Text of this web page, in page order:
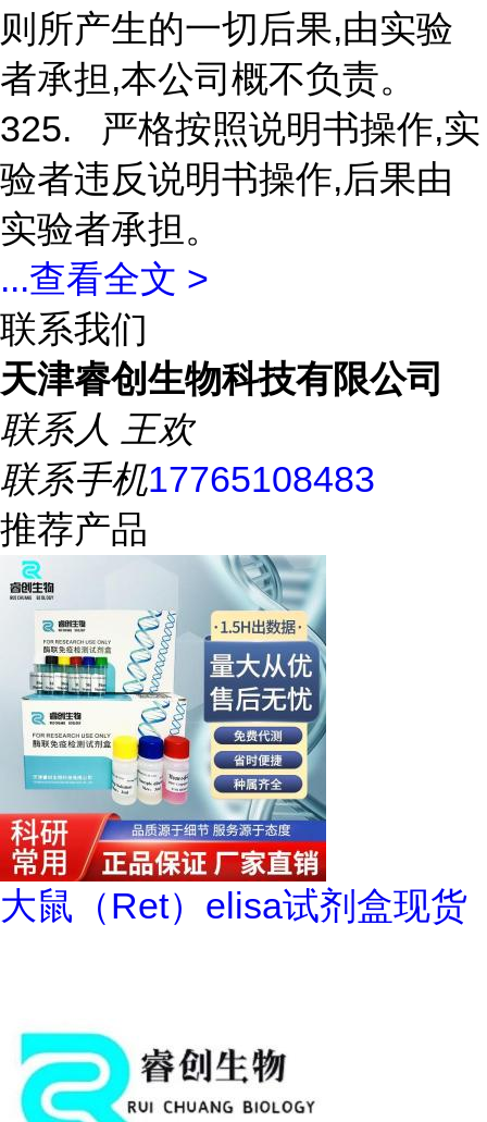
则所产生的一切后果,由实验
者承担,本公司概不负责。
325. 严格按照说明书操作,实
验者违反说明书操作,后果由
实验者承担。
...查看全文 >
联系我们
天津睿创生物科技有限公司
联系人 王欢
联系手机17765108483
推荐产品
大鼠（Ret）elisa试剂盒现货